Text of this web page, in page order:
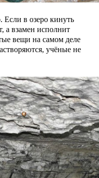
Если в озеро кинуть
а взамен исполнит
вещи на самом деле
учёные не